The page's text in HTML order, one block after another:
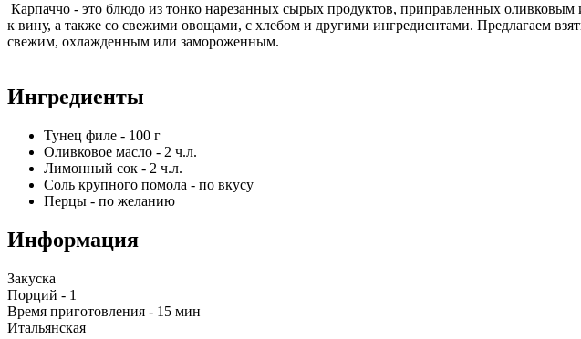
Карпаччо - это блюдо из тонко нарезанных сырых продуктов, приправленных
к вину, а также со свежими овощами, с хлебом и другими ингредиентами. Предлагаем
свежим, охлажденным или замороженным.
Ингредиенты
Тунец филе - 100 г
Оливковое масло - 2 ч.л.
Лимонный сок - 2 ч.л.
Соль крупного помола - по вкусу
Перцы - по желанию
Информация
Закуска
Порций - 1
Время приготовления - 15 мин
Итальянская